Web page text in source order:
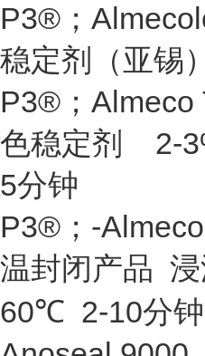
P3®；
稳定剂（亚
P3®；
色稳定剂 2-
5分钟
P3®；-
温封闭产品
60℃ 2-10分